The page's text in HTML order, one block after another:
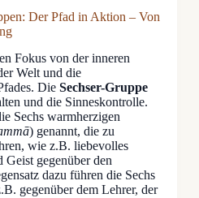
Der Pfad in Aktion – Von
Fokus von der inneren
Welt und die
Die Sechser-Gruppe
und die Sinneskontrolle.
Sechs warmherzigen
) genannt, die zu
wie z.B. liebevolles
gegenüber den
dazu führen die Sechs
gegenüber dem Lehrer, der